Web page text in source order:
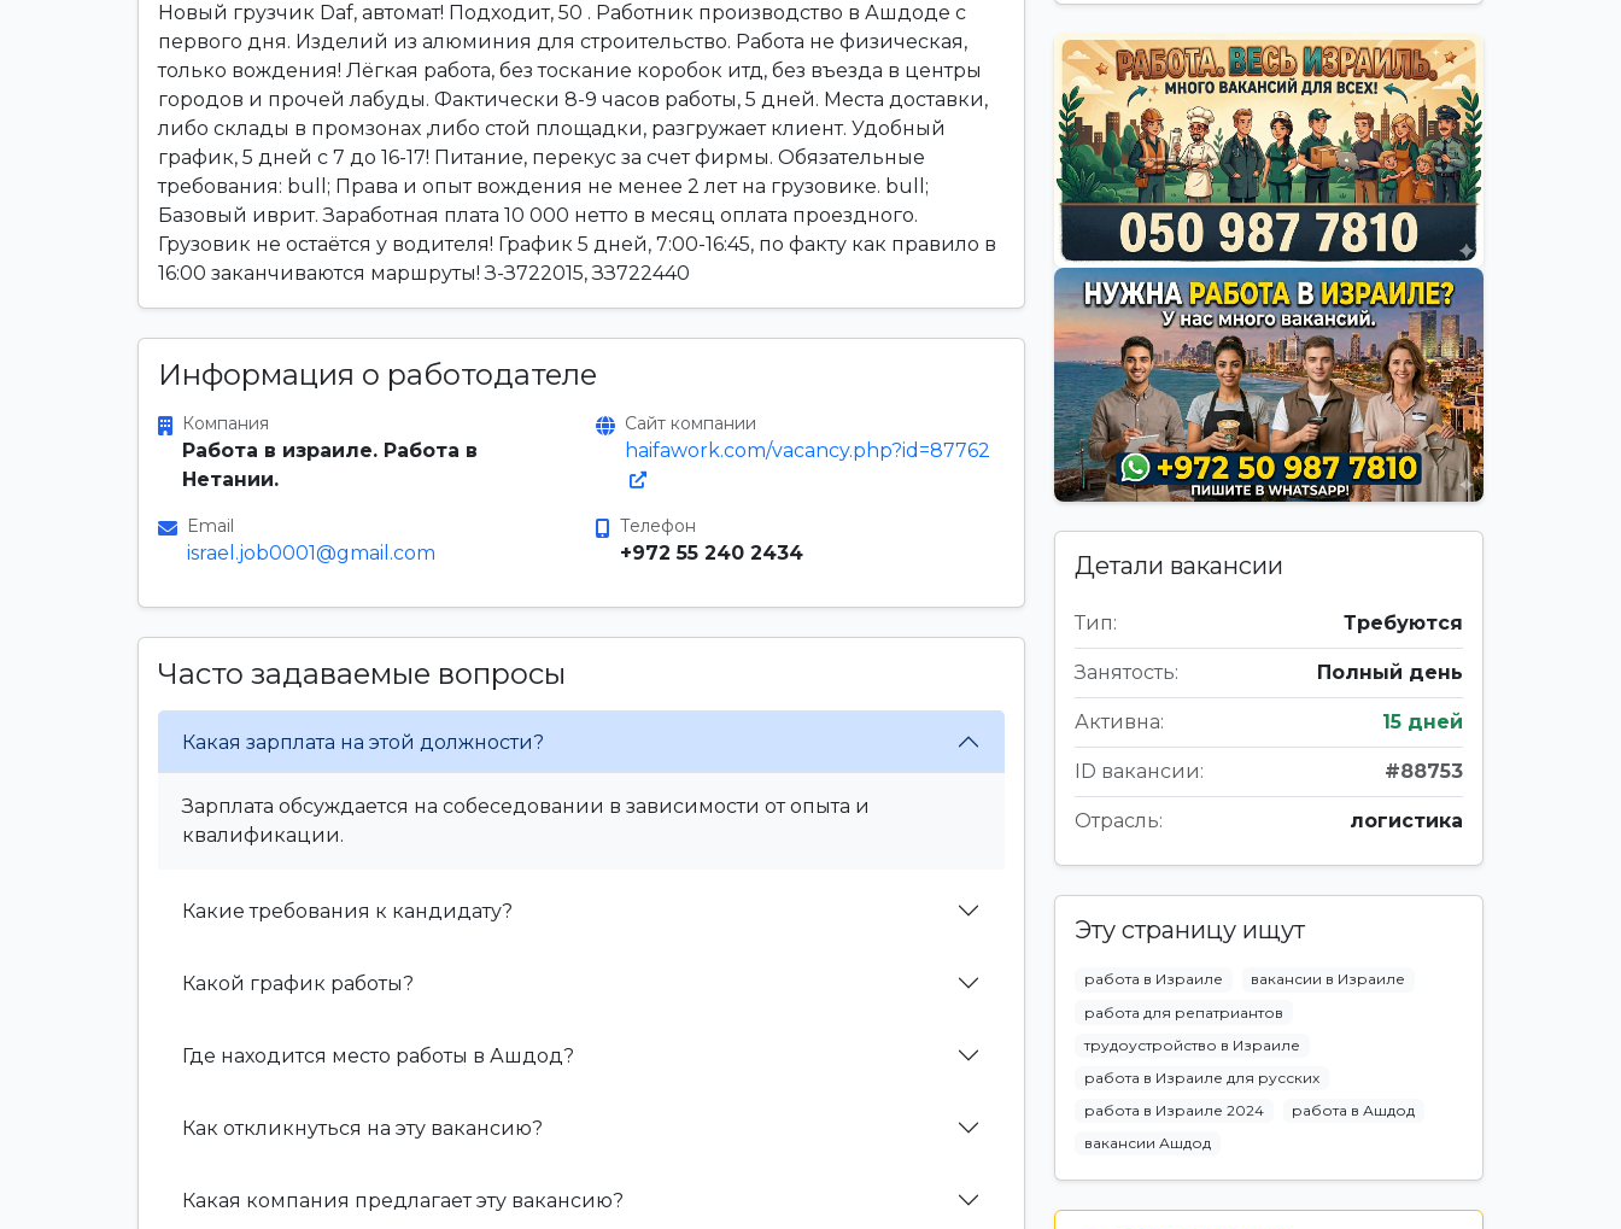
Новый грузчик Daf, автомат! Подходит, 50 . Работник производство в Ашдоде с
первого дня. Изделий из алюминия для строительство. Работа не физическая,
только вождения! Лёгкая работа, без тоскание коробок итд, без въезда в центры
городов и прочей лабуды. Фактически 8-9 часов работы, 5 дней. Места доставки,
либо склады в промзонах ,либо стой площадки, разгружает клиент. Удобный
график, 5 дней с 7 до 16-17! Питание, перекус за счет фирмы. Обязательные
требования: bull; Права и опыт вождения не менее 2 лет на грузовике. bull;
Базовый иврит. Заработная плата 10 000 нетто в месяц оплата проездного.
Грузовик не остаётся у водителя! График 5 дней, 7:00-16:45, по факту как правило в
16:00 заканчиваются маршруты! З-З722015, ЗЗ722440
Информация о работодателе
Компания
Работа в израиле. Работа в
Нетании.
Сайт компании
haifawork.com/vacancy.php?id=87762
Email
israel.job0001@gmail.com
Телефон
+972 55 240 2434
Часто задаваемые вопросы
Какая зарплата на этой должности?
Зарплата обсуждается на собеседовании в зависимости от опыта и
квалификации.
Какие требования к кандидату?
Какой график работы?
Где находится место работы в Ашдод?
Как откликнуться на эту вакансию?
Какая компания предлагает эту вакансию?
Детали вакансии
Тип: Требуются
Занятость: Полный день
Активна: 15 дней
ID вакансии: #88753
Отрасль: логистика
Эту страницу ищут
работа в Израиле
вакансии в Израиле
работа для репатриантов
трудоустройство в Израиле
работа в Израиле для русских
работа в Израиле 2024
работа в Ашдод
вакансии Ашдод